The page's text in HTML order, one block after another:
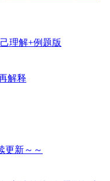
理解+例题版
解释
更新～～